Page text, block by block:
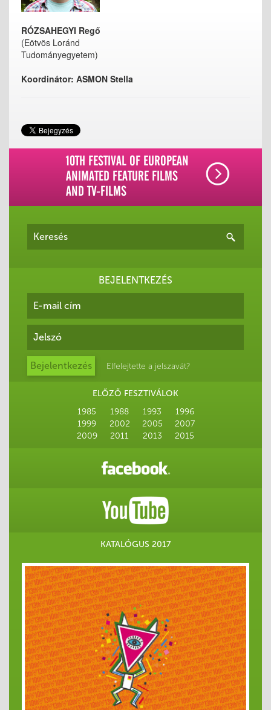
RÓZSAHEGYI Regő
(Eötvös Loránd
Tudományegyetem)
Koordinátor: ASMON Stella
10TH FESTIVAL OF EUROPEAN
ANIMATED FEATURE FILMS
AND TV-FILMS
BEJELENTKEZÉS
Elfelejtette a jelszavát?
ELŐZŐ FESZTIVÁLOK
1985
1988 1993
1996
1999
2002 2005
2007
2009
2011 2013 2015
KATALÓGUS 2017